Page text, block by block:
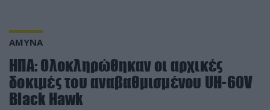
ΑΜΥΝΑ
ΗΠΑ: Ολοκληρώθηκαν οι αρχικές
δοκιμές του αναβαθμισμένου UH-60V
Black Hawk